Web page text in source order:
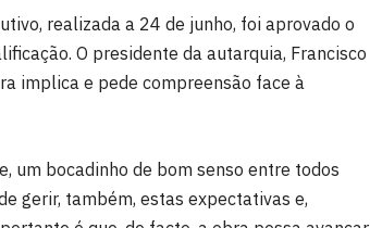
realizada a 24 de junho, foi aprovado o
O presidente da autarquia, Francisco
implica e pede compreensão face à
um bocadinho de bom senso entre todos
gerir, também, estas expectativas e,